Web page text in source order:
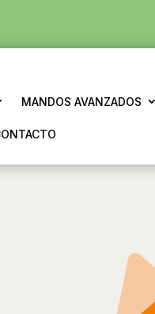
MANDOS AVANZADOS